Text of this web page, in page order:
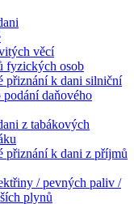
věcí
fyzických osob
přiznání k dani silniční
daňového
z tabákových
přiznání k dani z příjmů
/ pevných paliv /
plynů